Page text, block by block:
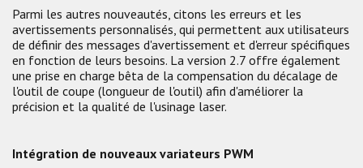
Parmi les autres nouveautés, citons les erreurs et les
avertissements personnalisés, qui permettent aux utilisateurs
de définir des messages d'avertissement et d'erreur spécifiques
en fonction de leurs besoins. La version 2.7 offre également
une prise en charge bêta de la compensation du décalage de
l'outil de coupe (longueur de l'outil) afin d'améliorer la
précision et la qualité de l'usinage laser.
Intégration de nouveaux variateurs PWM